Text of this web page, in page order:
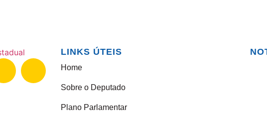
LINKS ÚTEIS
Home
Sobre o Deputado
Plano Parlamentar